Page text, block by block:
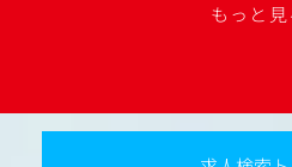
もっと見